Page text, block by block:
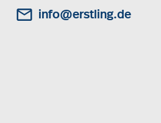
info@erstling.de